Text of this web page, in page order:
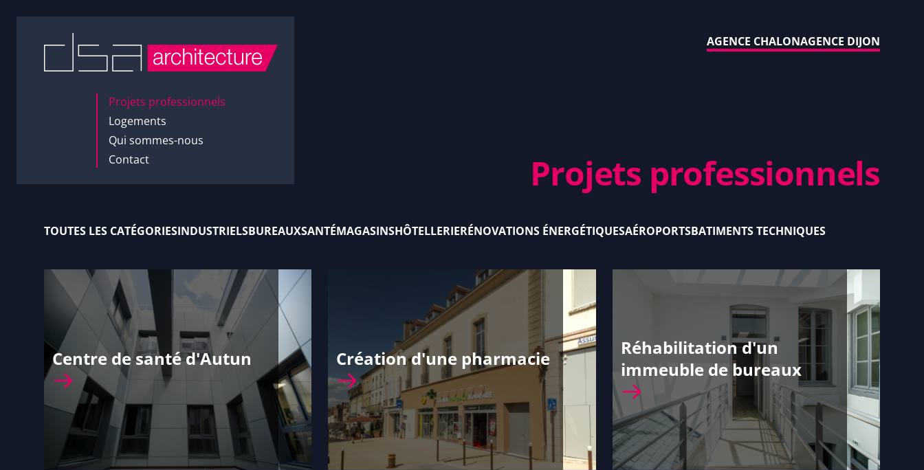
Projets professionnels
Logements
Qui sommes-nous
Contact
AGENCE CHALONAGENCE DIJON
Projets professionnels
TOUTES LES CATÉGORIESINDUSTRIELSBUREAUXSANTÉMAGASINSHÔTELLERIERÉNOVATIONS ÉNERGÉTIQUESAÉROPORTSBATIMENTS TECHNIQUES
Centre de santé d'Autun Création d'une pharmacie
Réhabilitation d'un
immeuble de bureaux